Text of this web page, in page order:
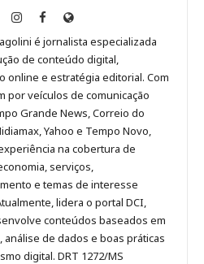
Anny
Malagolini
no
Instagram
Anny
Malagolini
no
Facebook
Site
de
Anny
Malagolini
é jornalista especializada
de conteúdo digital,
online e estratégia editorial. Com
por veículos de comunicação
Grande News, Correio do
Yahoo e Tempo Novo,
na cobertura de
serviços,
e temas de interesse
lidera o portal DCI,
conteúdos baseados em
análise de dados e boas práticas
digital. DRT 1272/MS